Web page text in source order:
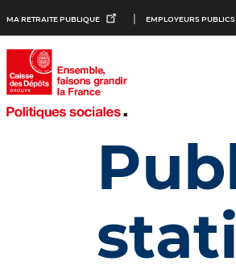
Aller au
contenu
Aller au
menu
Aller au
bouton
et
contraste
MA RETRAITE PUBLIQUE EMPLOYEURS